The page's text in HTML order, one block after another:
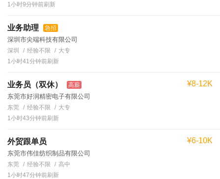
1小时9分钟前刷新
业务助理 急招
深圳市尖端科技有限公司
深圳 经验不限
大专
1小时41分钟前刷新
业务员（双休） 高薪
东莞市好润精密电子有限公司
¥8-12K
东莞 经验不限
大专
1小时43分钟前刷新
外贸跟单员
东莞市伟佳纺织制品有限公司
¥6-10K
东莞 经验不限
高中
1小时47分钟前刷新